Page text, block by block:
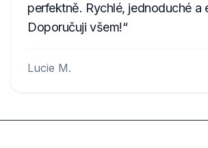
perfektně. Rychlé, jednoduché a
Doporučuji všem!
Lucie M.